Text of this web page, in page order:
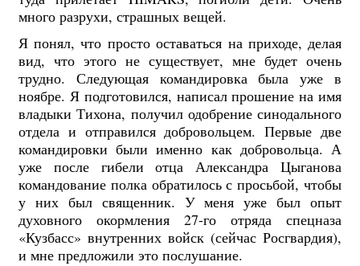
много разрухи, страшных вещей.
Я понял, что просто оставаться на приходе, делая
вид, что этого не существует, мне будет очень
трудно. Следующая командировка была уже в
ноябре. Я подготовился, написал прошение на имя
владыки Тихона, получил одобрение синодального
отдела и отправился добровольцем. Первые две
командировки были именно как добровольца. А
уже после гибели отца Александра Цыганова
командование полка обратилось с просьбой, чтобы
у них был священник. У меня уже был опыт
духовного окормления 27-го отряда спецназа
«Кузбасс» внутренних войск (сейчас Росгвардия),
и мне предложили это послушание.